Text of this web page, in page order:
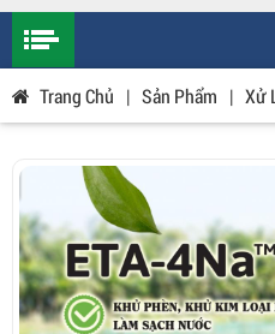
Trang Chủ | Sản Phẩm | Xử